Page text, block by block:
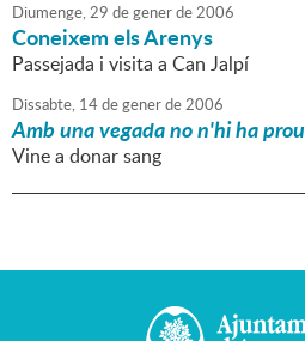
Diumenge,29 degenerde2006
Coneixem els Arenys
Passejada i visita a Can Jalpí
Dissabte, 14degenerde2006
Amb una vegada no n'hi ha prou
Vine a donar sang